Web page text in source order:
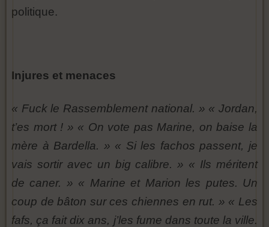
politique.
Injures et menaces
« Fuck le Rassemblement national. » « Jordan,
t’es mort ! » « On vote pas Marine, on baise la
mère à Bardella. » « Si les fachos passent, je
vais sortir avec un big calibre. » « Ils méritent
de caner. » « Marine et Marion les putes. Un
coup de bâton sur ces chiennes en rut. » « Les
fafs, ça fait dix ans, j’les fume dans toute la ville.